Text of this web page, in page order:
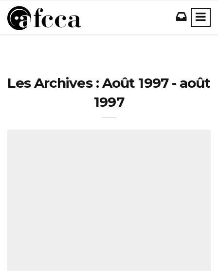
Les Archives : Août 1997 - août
1997